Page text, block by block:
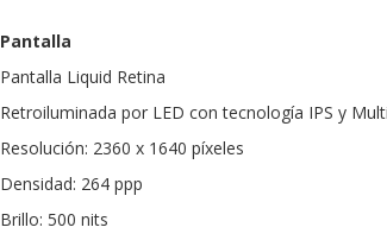
Pantalla
Pantalla Liquid Retina
Retroiluminada por LED con tecnología IPS y
Resolución: 2360 x 1640 píxeles
Densidad: 264 ppp
Brillo: 500 nits